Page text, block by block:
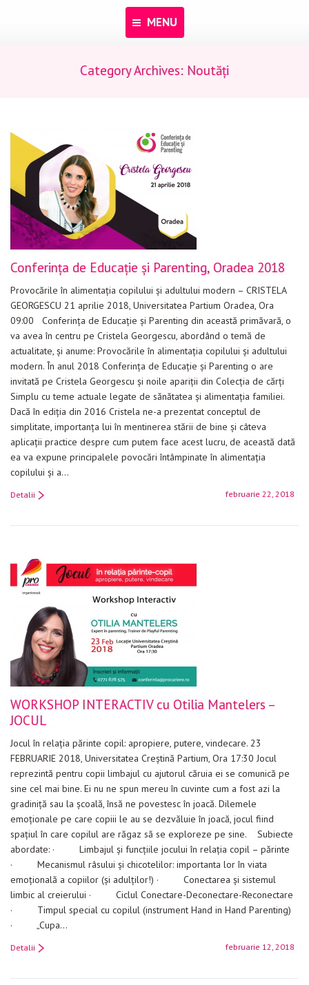
MENU
Acasă
Pentru dascăli
Evenimente
Materiale educaționale
Blog
Anunțuri
Contact
Category Archives: Noutăți
Conferința de Educație și Parenting, Oradea 2018
Provocările în alimentația copilului și adultului modern – CRISTELA
GEORGESCU 21 aprilie 2018, Universitatea Partium Oradea, Ora
09:00 Conferința de Educație și Parenting din această primăvară, o
va avea în centru pe Cristela Georgescu, abordând o temă de
actualitate, și anume: Provocările în alimentația copilului și adultului
modern. În anul 2018 Conferința de Educație și Parenting o are
invitată pe Cristela Georgescu și noile apariții din Colecția de cărți
Simplu cu teme actuale legate de sănătatea și alimentația familiei.
Dacă în ediția din 2016 Cristela ne-a prezentat conceptul de
simplitate, importanța lui în mentinerea stării de bine și câteva
aplicații practice despre cum putem face acest lucru, de această dată
ea va expune principalele povocări întâmpinate în alimentația
copilului și a…
februarie 22, 2018
Detalii
WORKSHOP INTERACTIV cu Otilia Mantelers –
JOCUL
Jocul în relația părinte copil: apropiere, putere, vindecare. 23
FEBRUARIE 2018, Universitatea Creștină Partium, Ora 17:30 Jocul
reprezintă pentru copii limbajul cu ajutorul căruia ei se comunică pe
sine cel mai bine. Ei nu ne spun mereu în cuvinte cum a fost azi la
gradiniță sau la școală, însă ne povestesc în joacă. Dilemele
emoționale pe care copiii le au se dezvăluie în joacă, jocul fiind
spațiul în care copilul are răgaz să se exploreze pe sine. Subiecte
abordate: · Limbajul și funcțiile jocului în relația copil – părinte
· Mecanismul râsului și chicotelilor: importanta lor în viata
emoțională a copiilor (și adulților!) · Conectarea și sistemul
limbic al creierului · Ciclul Conectare-Deconectare-Reconectare
· Timpul special cu copilul (instrument Hand in Hand Parenting)
· „Cupa…
februarie 12, 2018
Detalii